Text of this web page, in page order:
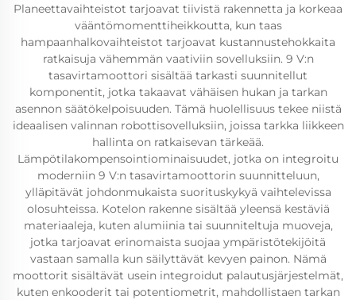
Planeettavaihteistot tarjoavat tiivistä rakennetta ja korkeaa
vääntömomenttiheikkoutta, kun taas
hampaanhalkovaihteistot tarjoavat kustannustehokkaita
ratkaisuja vähemmän vaativiin sovelluksiin. 9 V:n
tasavirtamoottori sisältää tarkasti suunnitellut
komponentit, jotka takaavat vähäisen hukan ja tarkan
asennon säätökelpoisuuden. Tämä huolellisuus tekee niistä
ideaalisen valinnan robottisovelluksiin, joissa tarkka liikkeen
hallinta on ratkaisevan tärkeää.
Lämpötilakompensointiominaisuudet, jotka on integroitu
moderniin 9 V:n tasavirtamoottorin suunnitteluun,
ylläpitävät johdonmukaista suorituskykyä vaihtelevissa
olosuhteissa. Kotelon rakenne sisältää yleensä kestäviä
materiaaleja, kuten alumiinia tai suunniteltuja muoveja,
jotka tarjoavat erinomaista suojaa ympäristötekijöitä
vastaan samalla kun säilyttävät kevyen painon. Nämä
moottorit sisältävät usein integroidut palautusjärjestelmät,
kuten enkooderit tai potentiometrit, mahdollistaen tarkan